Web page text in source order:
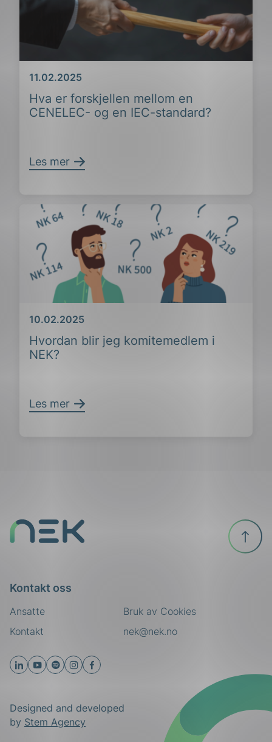
Hva er forskjellen mellom en
CENELEC- og en IEC-standard?
Dato
11.02.2025
Les mer
Hvordan blir jeg komitemedlem i
NEK?
Dato
10.02.2025
Les mer
Kontakt oss
Ansatte
nek@nek.no
Kontakt
Bruk av Cookies
Designed and developed
by Stem Agency
Til
toppen